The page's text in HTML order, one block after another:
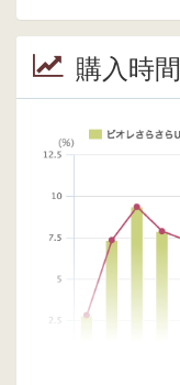
購入時間